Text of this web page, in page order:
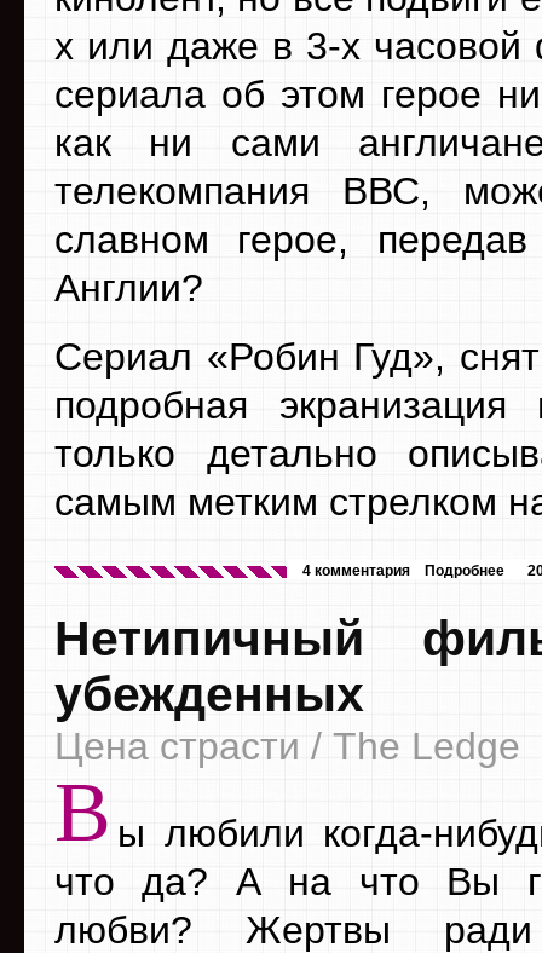
х или даже в 3-х
сериала об этом герое
как ни сами
телекомпания ВВС,
славном герое,
Англии?
Сериал «Робин Гуд»,
подробная
только детально
самым метким стрелком
4 комментария Подробнее
Нетипичный
убежденных
Цена страсти / The Ledge
В ы любили когда-
что да? А на что Вы
любви? Жертвы ради